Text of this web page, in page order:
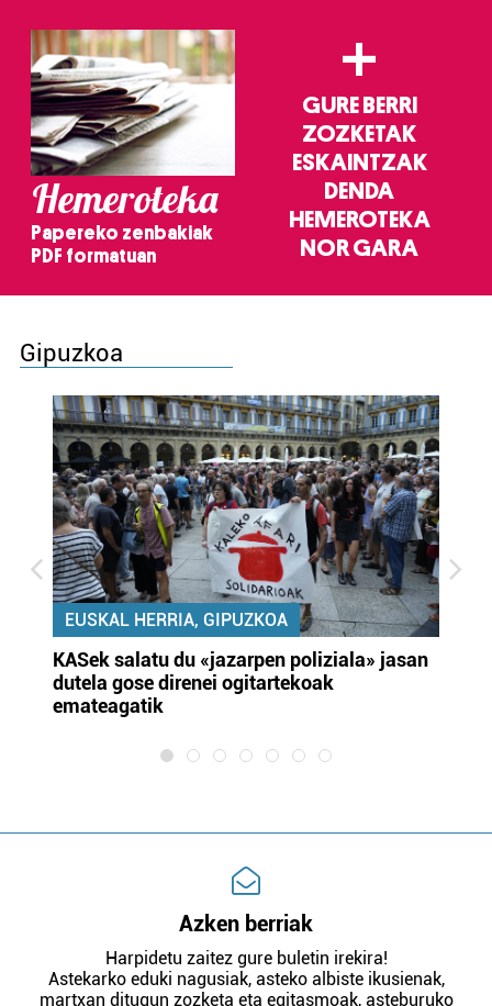
Hemeroteka
Papereko zenbakiak
PDF formatuan
+
GURE BERRI
ZOZKETAK
ESKAINTZAK
DENDA
HEMEROTEKA
NOR GARA
Gipuzkoa
EUSKAL HERRIA, GIPUZKOA
KASek salatu du «jazarpen poliziala» jasan
dutela gose direnei ogitartekoak
emateagatik
Azken berriak
Harpidetu zaitez gure buletin irekira!
Astekarko eduki nagusiak, asteko albiste ikusienak,
martxan ditugun zozketa eta egitasmoak, asteburuko